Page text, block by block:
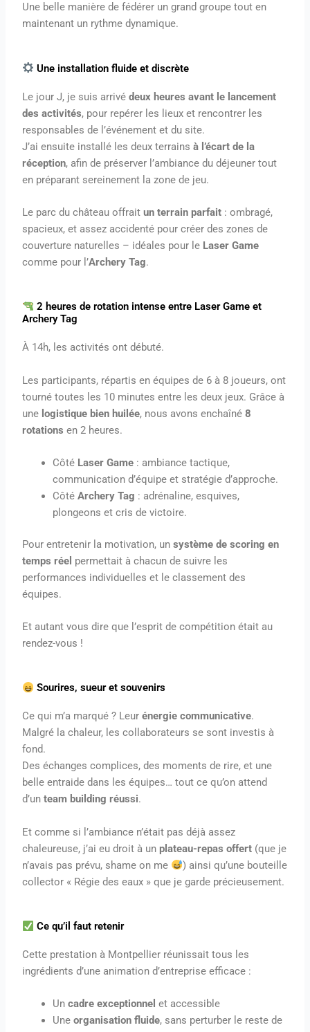
Une belle manière de fédérer un grand groupe tout en
maintenant un rythme dynamique.
Une installation fluide et discrète
Le jour J, je suis arrivédeux heures avant le lancement
des activités, pour repérer les lieux et rencontrer les
responsables de l’événement et du site.
J’ai ensuite installé les deux terrainsà l’écart de la
réception, afin de préserver l’ambiance du déjeuner tout
en préparant sereinement la zone de jeu.
Le parc du château offraitun terrain parfait : ombragé,
spacieux, et assez accidenté pour créer des zones de
couverture naturelles – idéales pour le Laser Game
comme pour l’Archery Tag.
2 heures de rotation intense entre Laser Game et
Archery Tag
À 14h, les activités ont débuté.
Les participants, répartis en équipes de 6 à 8 joueurs, ont
tourné toutes les 10 minutes entre les deux jeux. Grâce à
une logistique bien huilée, nous avons enchaîné8
rotations en 2 heures.
Côté Laser Game : ambiance tactique,
communication d’équipe et stratégie d’approche.
CôtéArchery Tag : adrénaline, esquives,
plongeons et cris de victoire.
Pour entretenir la motivation, unsystème de scoring en
temps réel permettait à chacun de suivre les
performances individuelles et le classement des
équipes.
Et autant vous dire que l’esprit de compétition était au
rendez-vous !
Sourires, sueur et souvenirs
Ce qui m’a marqué ? Leurénergie communicative.
Malgré la chaleur, les collaborateurs se sont investis à
fond.
Des échanges complices, des moments de rire, et une
belle entraide dans les équipes… tout ce qu’on attend
d’unteam building réussi.
Et comme si l’ambiance n’était pas déjà assez
chaleureuse, j’ai eu droit à unplateau-repas offert (que je
n’avais pas prévu, shame on me
) ainsi qu’une bouteille
collector « Régie des eaux » que je garde précieusement.
Ce qu’il faut retenir
Cette prestation à Montpellier réunissait tous les
ingrédients d’une animation d’entreprise efficace :
Uncadre exceptionnel et accessible
Uneorganisation fluide, sans perturber le reste de